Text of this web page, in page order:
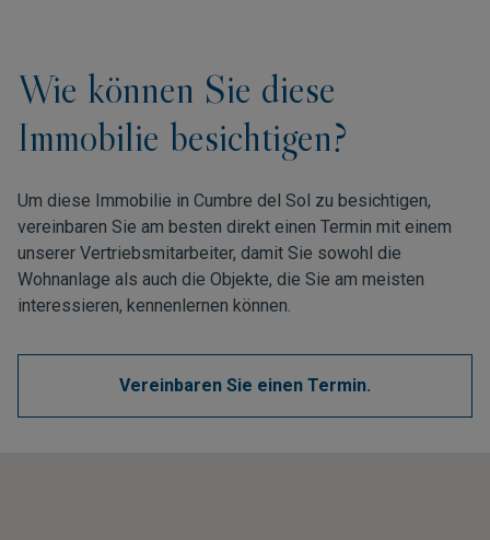
Wie können Sie diese
Immobilie besichtigen?
Um diese Immobilie in Cumbre del Sol zu besichtigen,
vereinbaren Sie am besten direkt einen Termin mit einem
unserer Vertriebsmitarbeiter, damit Sie sowohl die
Wohnanlage als auch die Objekte, die Sie am meisten
interessieren, kennenlernen können.
Vereinbaren Sie einen Termin.